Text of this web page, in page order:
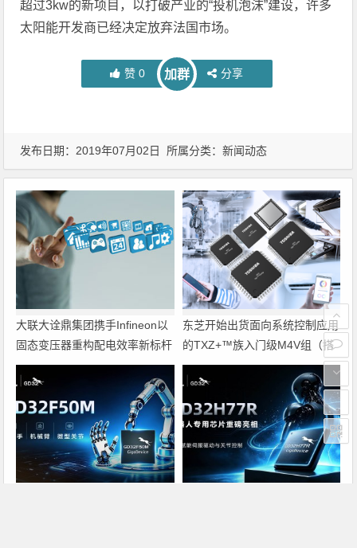
超过3kw的新项目，以打破产业的“投机泡沫”建设，许多
太阳能开发商已经决定放弃法国市场。
赞 0 加群 分享
发布日期：2019年07月02日 所属分类：新闻动态
大联大诠鼎集团携手Infineon以
固态变压器重构配电效率新标杆
东芝开始出货面向系统控制应用
的TXZ+™族入门级M4V组（搭
载Arm Cortex‑M4内核的标准微
控制器）工程样品